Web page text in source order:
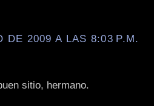
DE 2009 A LAS 8:03 P.M.
sitio, hermano.